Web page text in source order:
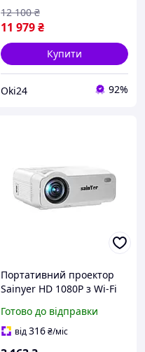
11 979₴
12 100 ₴
Купити
Oki24 92%
Портативний проектор
Sainyer HD 1080P з Wi-Fi
домашнього кінотеатру
білий 200 дюймів
Готово до відправки
від316₴/міс